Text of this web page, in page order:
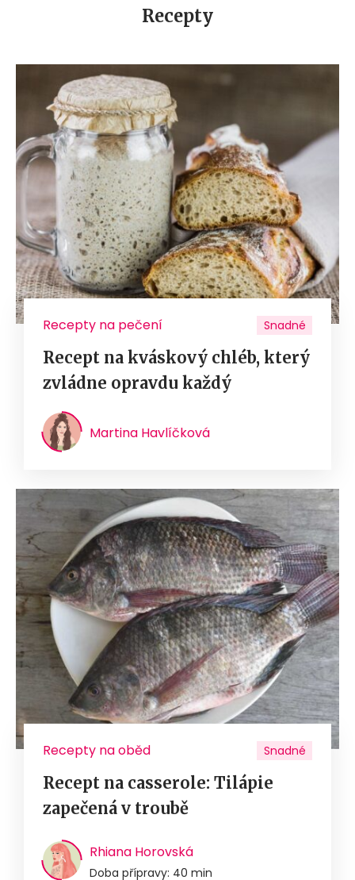
Recepty
Recepty na pečení Snadné
Recept na kváskový chléb, který
zvládne opravdu každý
Martina Havlíčková
Recepty na oběd Snadné
Recept na casserole: Tilápie
zapečená v troubě
Rhiana Horovská
Doba přípravy: 40 min